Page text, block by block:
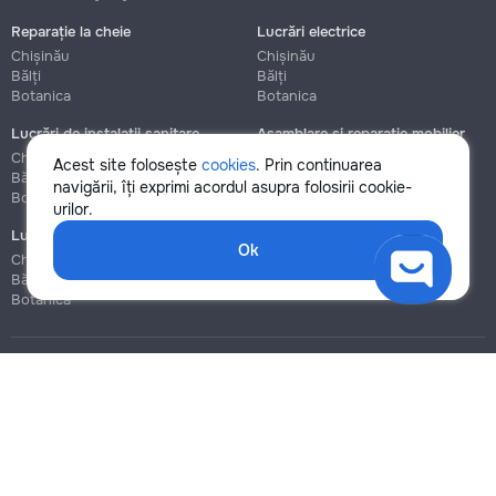
Acest site folosește cookies. Prin continuarea
navigării, îți exprimi acordul asupra folosirii cookie-
urilor.
Ok
Reparație la cheie
Chișinău
Bălți
Botanica
Lucrări electrice
Chișinău
Bălți
Botanica
Lucrări de instalații sanitare
Chișinău
Bălți
Botanica
Asamblare și reparație mobilier
Chișinău
Botanica
Lucrări de construcție și instalare
Chișinău
Bălți
Botanica